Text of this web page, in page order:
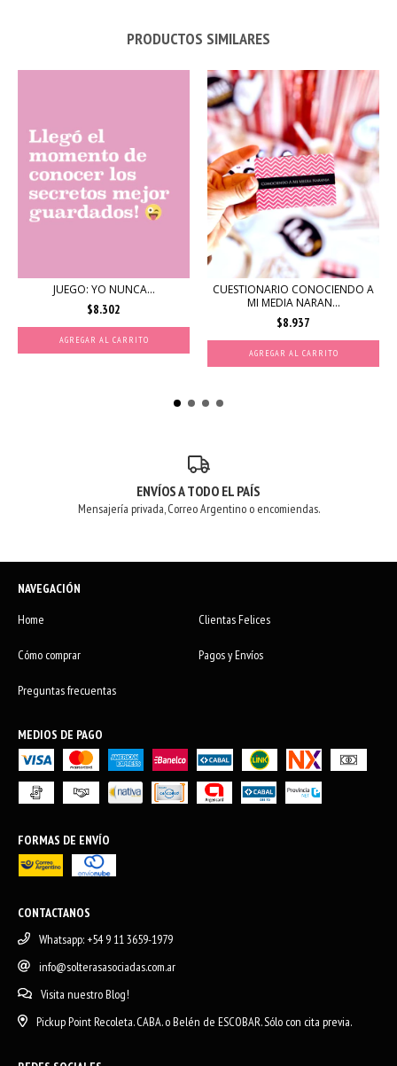
PRODUCTOS SIMILARES
JUEGO: YO NUNCA…
$8.302
CUESTIONARIO CONOCIENDO A
MI MEDIA NARAN...
$8.937
ENVÍOS A TODO EL PAÍS
Mensajería privada, Correo Argentino o encomiendas.
NAVEGACIÓN
Home
Clientas Felices
Cómo comprar Pagos y Envíos
Preguntas frecuentas
MEDIOS DE PAGO
FORMAS DE ENVÍO
CONTACTANOS
Whatsapp: +54 9 11 3659-1979
info@solterasasociadas.com.ar
Visita nuestro Blog!
Pickup Point Recoleta. CABA. o Belén de ESCOBAR. Sólo con cita previa.